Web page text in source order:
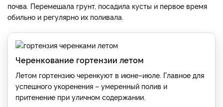
почва. Перемешала грунт, посадила кусты и первое время
обильно и регулярно их поливала.
Черенкование гортензии летом
Летом гортензию черенкуют в июне–июле. Главное для
успешного укоренения – умеренный полив и
притенение при уличном содержании.